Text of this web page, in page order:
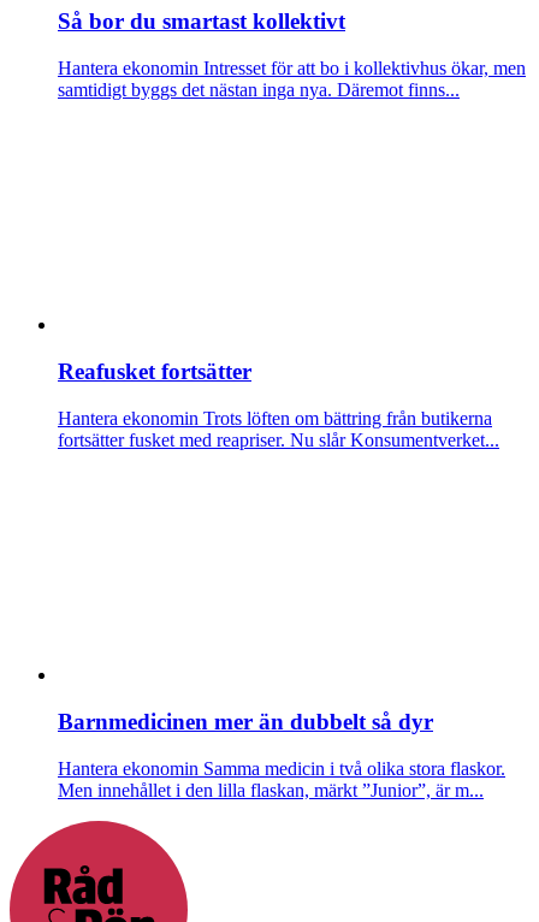
Så bor du smartast kollektivt
Hantera ekonomin Intresset för att bo i kollektivhus ökar, men
samtidigt byggs det nästan inga nya. Däremot finns...
Reafusket fortsätter
Hantera ekonomin Trots löften om bättring från butikerna
fortsätter fusket med reapriser. Nu slår Konsumentverket...
Barnmedicinen mer än dubbelt så dyr
Hantera ekonomin Samma medicin i två olika stora flaskor.
Men innehållet i den lilla flaskan, märkt ”Junior”, är m...